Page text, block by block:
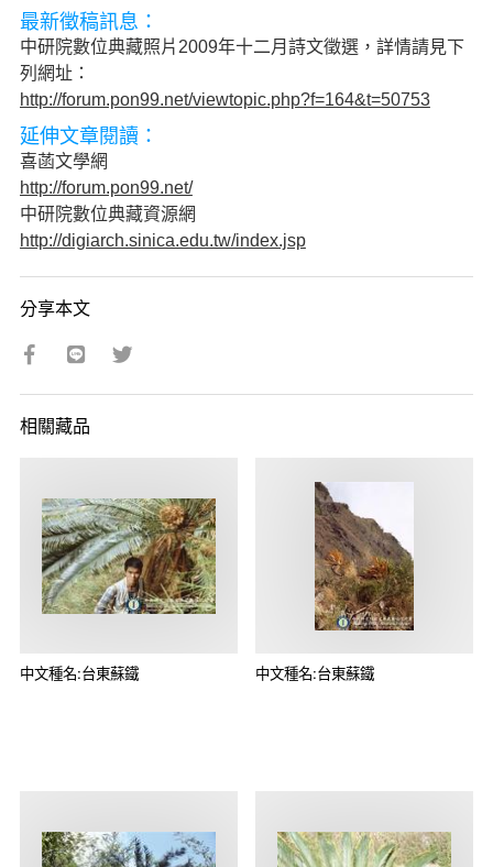
最新徵稿訊息：
中研院數位典藏照片2009年十二月詩文徵選，詳情請見下
列網址：
http://forum.pon99.net/viewtopic.php?f=164&t=50753
延伸文章閱讀：
喜菡文學網
http://forum.pon99.net/
中研院數位典藏資源網
http://digiarch.sinica.edu.tw/index.jsp
分享本文
相關藏品
中文種名:台東蘇鐵 中文種名:台東蘇鐵